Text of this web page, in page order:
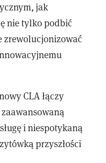
jak
nie tylko podbić
zrewolucjonizować
CLA łączy
i niespotykaną
przyszłości